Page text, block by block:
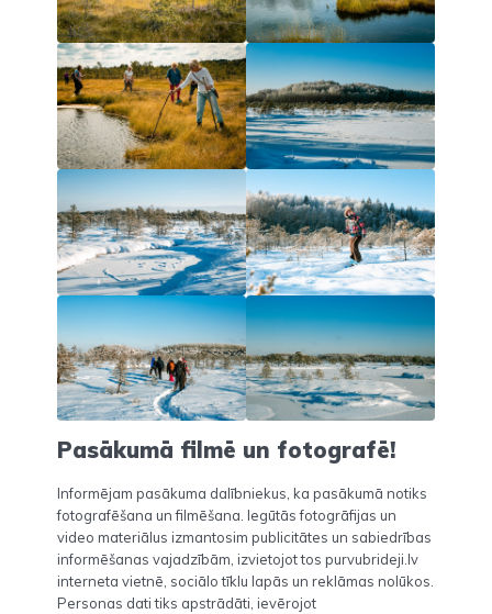
Pasākumā filmē un fotografē!
Informējam pasākuma dalībniekus, ka pasākumā notiks
fotografēšana un filmēšana. Iegūtās fotogrāfijas un
video materiālus izmantosim publicitātes un sabiedrības
informēšanas vajadzībām, izvietojot tos purvubrideji.lv
interneta vietnē, sociālo tīklu lapās un reklāmas nolūkos.
Personas dati tiks apstrādāti, ievērojot